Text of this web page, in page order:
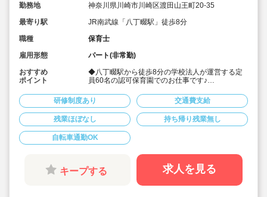
勤務地
神奈川県川崎市川崎区渡田山王町20-35
最寄り駅
JR南武線「八丁畷駅」徒歩8分
職種
保育士
雇用形態
パート(非常勤)
おすすめ
ポイント
◆八丁畷駅から徒歩8分の学校法人が運営する定
員60名の認可保育園でのお仕事です♪
◆交通費は40,000円/月まで支給☆
◆経験を活かせます！副担任を担えるレベルの方
であれば、週3日～勤務時間帯のご相談も可能で
す！
◆活気ある職場環境です！
研修制度あり 交通費支給
残業ほぼなし 持ち帰り残業無し
自転車通勤OK
キープする 求人を見る